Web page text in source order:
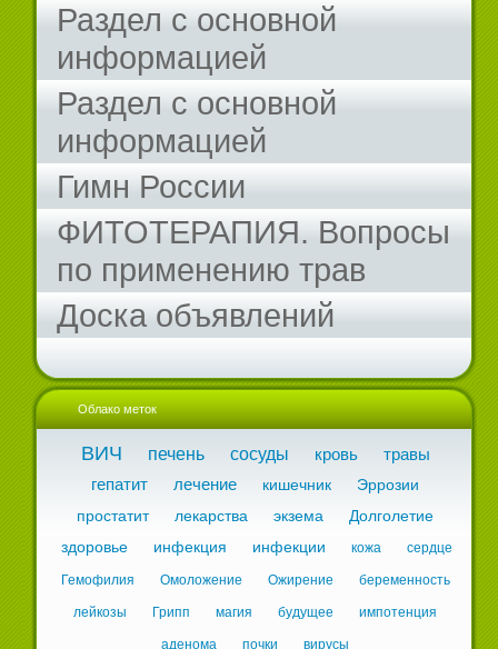
Раздел с основной
информацией
Раздел с основной
информацией
Гимн России
ФИТОТЕРАПИЯ. Вопросы
по применению трав
Доска объявлений
Облако меток
ВИЧ печень сосуды кровь
травы
гепатит
лечение кишечник
Эррозии
простатит
лекарства экзема
Долголетие
здоровье
инфекция инфекции кожа сердце
Гемофилия Омоложение Ожирение беременность
лейкозы Грипп магия будущее импотенция
аденома почки вирусы